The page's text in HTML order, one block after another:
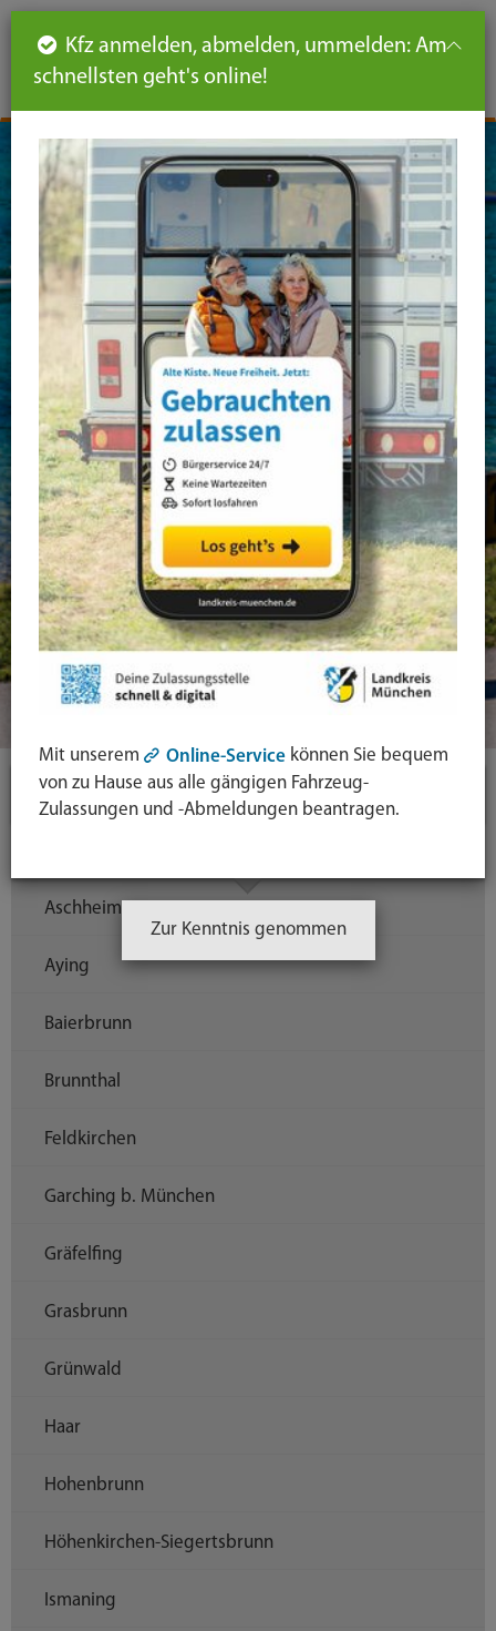
DE
Landkreis
Aschheim
Aying
Baierbrunn
Brunnthal
Feldkirchen
Garching b. München
Gräfelfing
Grasbrunn
Grünwald
Haar
Hohenbrunn
Höhenkirchen-Siegertsbrunn
Ismaning
Seiteninhalt
Hauptnavigation
Seitennavigation
leichte
Sprache
Kfz anmelden, abmelden, ummelden: Am
schnellsten geht's online!
Mit unserem Online-Service können Sie bequem
von zu Hause aus alle gängigen Fahrzeug-
Zulassungen und -Abmeldungen beantragen.
Zur Kenntnis genommen